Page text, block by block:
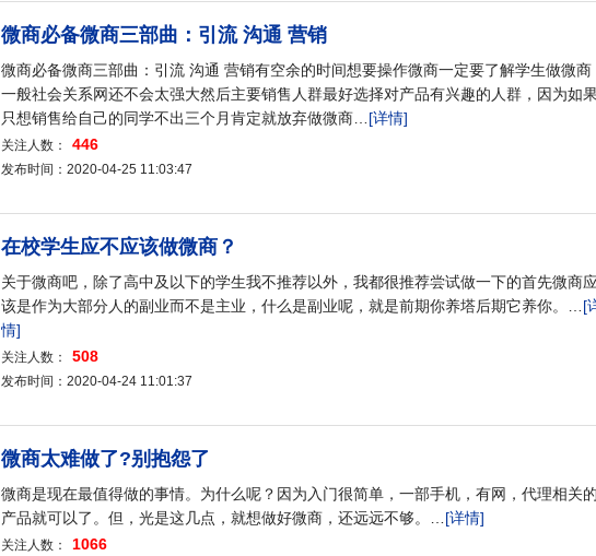
微商必备微商三部曲：引流 沟通 营销
微商必备微商三部曲：引流 沟通 营销有空余的时间想要操作微商一定要了解学生做微商
一般社会关系网还不会太强大然后主要销售人群最好选择对产品有兴趣的人群，因为如
只想销售给自己的同学不出三个月肯定就放弃做微商… [详情]
关注人数： 446
发布时间：2020-04-25 11:03:47
在校学生应不应该做微商？
关于微商吧，除了高中及以下的学生我不推荐以外，我都很推荐尝试做一下的首先微商应
该是作为大部分人的副业而不是主业，什么是副业呢，就是前期你养塔后期它养你。… [
情]
关注人数： 508
发布时间：2020-04-24 11:01:37
微商太难做了?别抱怨了
微商是现在最值得做的事情。为什么呢？因为入门很简单，一部手机，有网，代理相关的
产品就可以了。但，光是这几点，就想做好微商，还远远不够。… [详情]
关注人数： 1066